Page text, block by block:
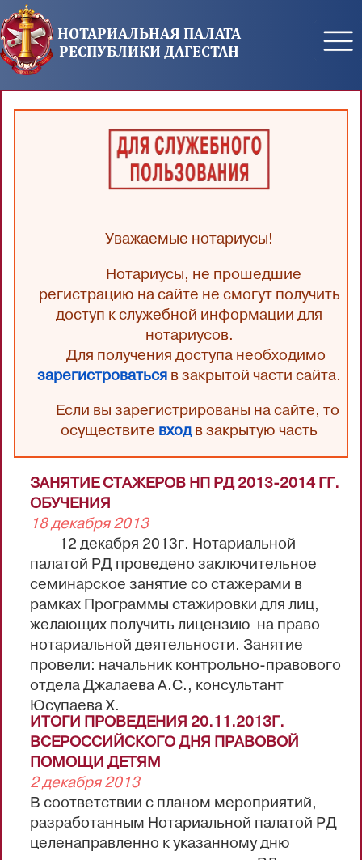
Перейти к основному содержанию
НОТАРИАЛЬНАЯ ПАЛАТА
РЕСПУБЛИКИ ДАГЕСТАН
Уважаемые нотариусы!
Нотариусы, не прошедшие
регистрацию на сайте не смогут получить
доступ к служебной информации для
нотариусов.
Для получения доступа необходимо
зарегистроваться в закрытой части сайта.
Если вы зарегистрированы на сайте, то
осуществите вход в закрытую часть
ЗАНЯТИЕ СТАЖЕРОВ НП РД 2013-2014 ГГ.
ОБУЧЕНИЯ
18 декабря 2013
12 декабря 2013г. Нотариальной
палатой РД проведено заключительное
семинарское занятие со стажерами в
рамках Программы стажировки для лиц,
желающих получить лицензию на право
нотариальной деятельности. Занятие
провели: начальник контрольно-правового
отдела Джалаева А.С., консультант
Юсупаева Х.
План проведения занятия:
принятие в депозит денежных сумм и
ценных бумаг;
совершение протестов векселей;
принятие на хранение документов;
обеспечение доказательств;
ИТОГИ ПРОВЕДЕНИЯ 20.11.2013Г.
ВСЕРОССИЙСКОГО ДНЯ ПРАВОВОЙ
ПОМОЩИ ДЕТЯМ
2 декабря 2013
В соответствии с планом мероприятий,
разработанным Нотариальной палатой РД
целенаправленно к указанному дню